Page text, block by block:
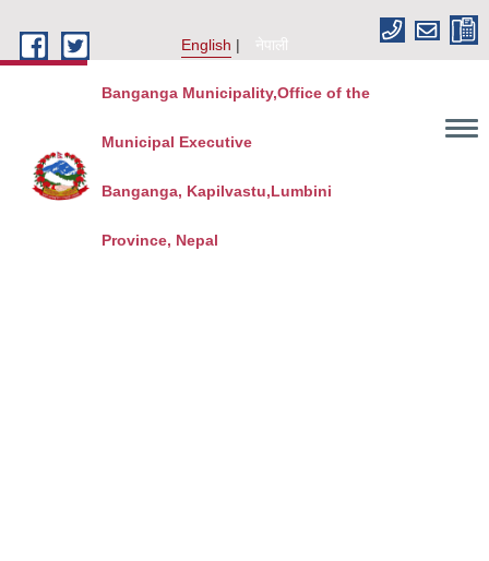
English
नेपाली
Banganga Municipality,Office of the
Municipal Executive
Banganga, Kapilvastu,Lumbini
Province, Nepal